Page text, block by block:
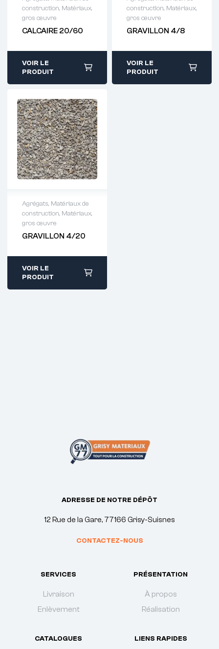
construction, Matériaux,
gros œuvre
CALCAIRE 20/60
Demande de
93 38
VOIR LE
PRODUIT
construction, Matériaux,
gros œuvre
GRAVILLON 4/8
Demande de
93 38
VOIR LE
PRODUIT
Agrégats, Matériaux de
construction, Matériaux,
gros œuvre
GRAVILLON 4/20
Demande de
93 38
VOIR LE
PRODUIT
ADRESSE DE NOTRE DÉPÔT
12 Rue de la Gare, 77166 Grisy-Suisnes
CONTACTEZ-NOUS
SERVICES
Livraison
Enlèvement
PRÉSENTATION
À propos
Réalisation
CATALOGUES LIENS RAPIDES